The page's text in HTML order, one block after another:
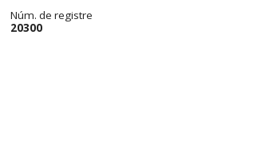
Núm. de registre
20300